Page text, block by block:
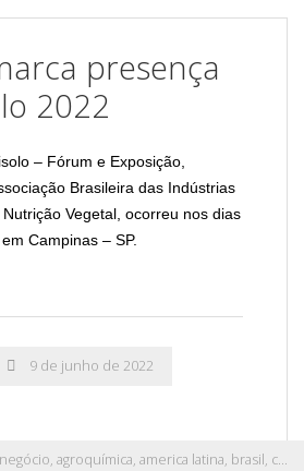
presença
2022
– Fórum e Exposição,
Brasileira das Indústrias
Vegetal, ocorreu nos dias
Campinas – SP.
9 de junho de 2022
, agroquímica, america latina, brasil, campinas